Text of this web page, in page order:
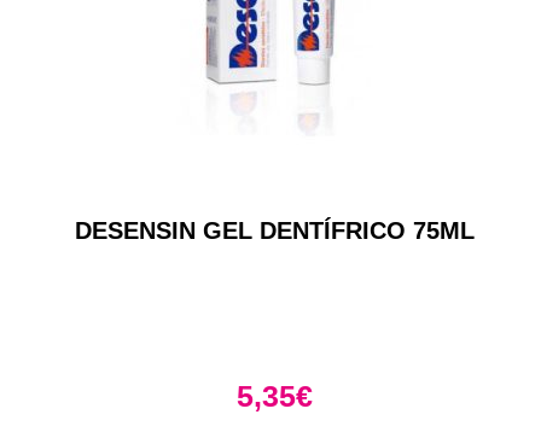
DESENSIN GEL DENTÍFRICO 75ML
5,35€